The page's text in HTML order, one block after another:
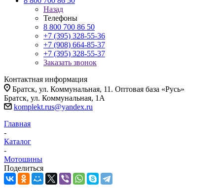
Назад
Телефоны
8 800 700 86 50
+7 (395) 328-55-36
+7 (908) 664-85-37
+7 (395) 328-55-37
Заказать звонок
Контактная информация
Братск, ул. Коммунальная, 11. Оптовая база «Русь»
Братск, ул. Коммунальная, 1А
komplekt.rus@yandex.ru
Главная
-
Каталог
-
Мотошины
Поделиться